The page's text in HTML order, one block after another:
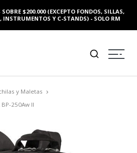
$200.000 (EXCEPTO FONDOS, SILLAS,
INSTRUMENTOS Y C-STANDS) - SOLO RM
y Maletas
250Aw II